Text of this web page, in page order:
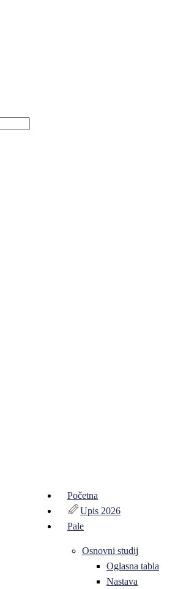
Početna
Upis 2026
Pale
Osnovni studij
Oglasna tabla
Nastava